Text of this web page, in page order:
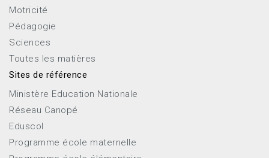
Motricité
Pédagogie
Sciences
Toutes les matières
Sites de référence
Ministère Education Nationale
Réseau Canopé
Eduscol
Programme école maternelle